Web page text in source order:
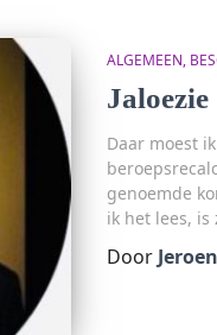
ALGEMEEN
Jaloezie
Daar moest
genoemde
ik het lees, is
Door Jeroen